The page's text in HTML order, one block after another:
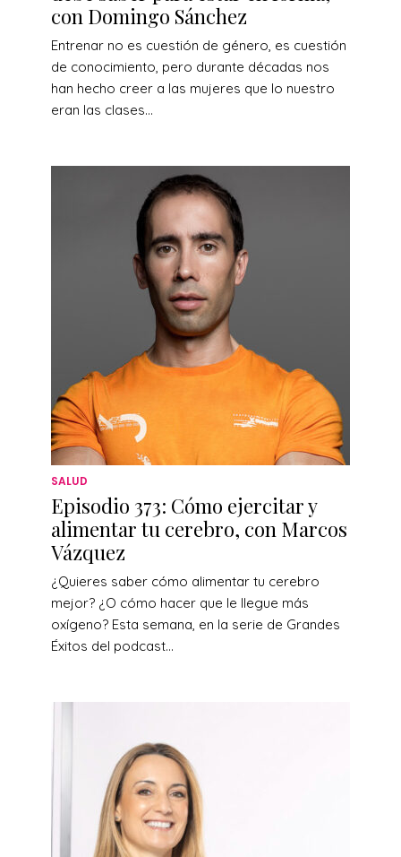
con Domingo Sánchez
Entrenar no es cuestión de género, es cuestión
de conocimiento, pero durante décadas nos
han hecho creer a las mujeres que lo nuestro
eran las clases...
SALUD
Episodio 373: Cómo ejercitar y
alimentar tu cerebro, con Marcos
Vázquez
¿Quieres saber cómo alimentar tu cerebro
mejor? ¿O cómo hacer que le llegue más
oxígeno? Esta semana, en la serie de Grandes
Éxitos del podcast...